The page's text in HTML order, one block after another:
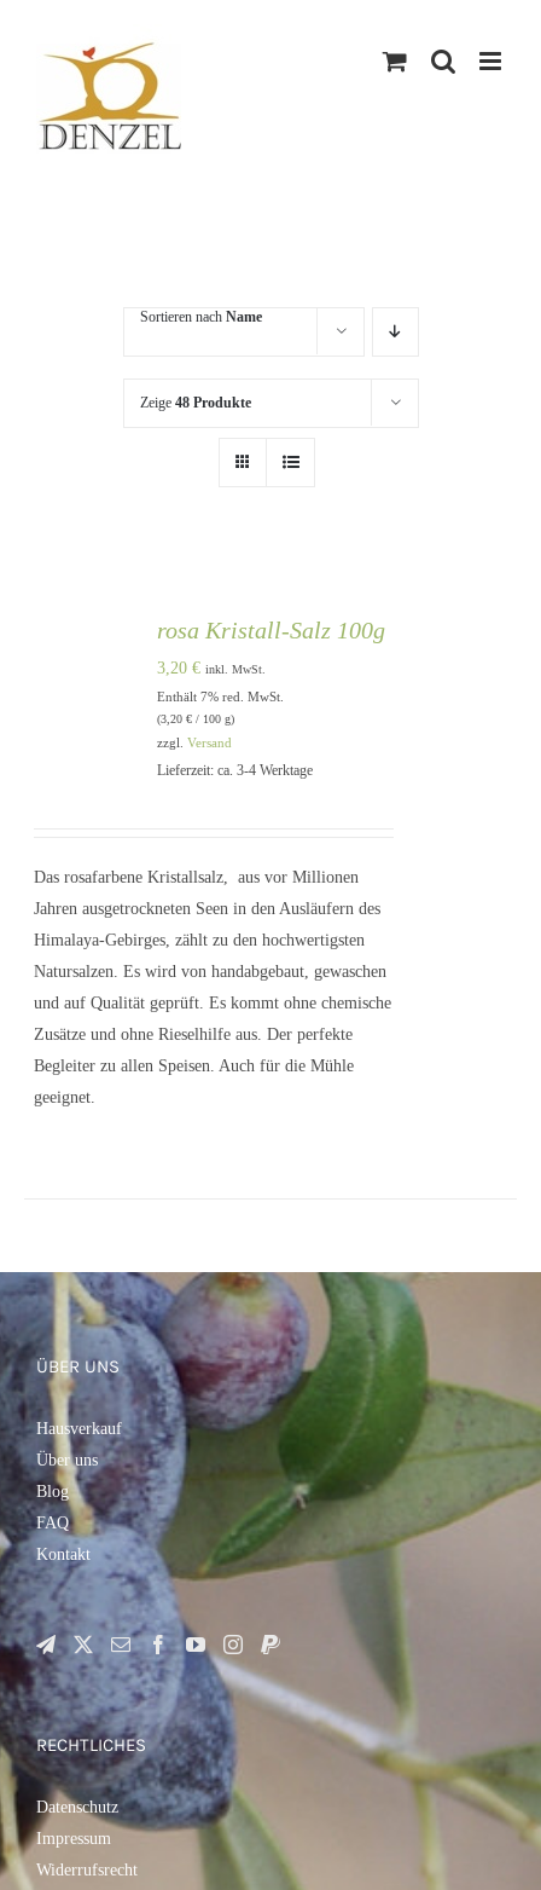
Sortieren nach Name
Zeige 48 Produkte
DETAILS
rosa Kristall-Salz 100g
3,20€ inkl. MwSt.
Enthält 7% red. MwSt.
(3,20€ / 100 g)
zzgl.Versand
Lieferzeit: ca. 3-4 Werktage
Das rosafarbene Kristallsalz, aus vor Millionen
Jahren ausgetrockneten Seen in den Ausläufern des
Himalaya-Gebirges, zählt zu den hochwertigsten
Natursalzen. Es wird von handabgebaut, gewaschen
und auf Qualität geprüft. Es kommt ohne chemische
Zusätze und ohne Rieselhilfe aus. Der perfekte
Begleiter zu allen Speisen. Auch für die Mühle
geeignet.
ÜBER UNS
Hausverkauf
Über uns
Blog
FAQ
Kontakt
RECHTLICHES
Datenschutz
Impressum
Widerrufsrecht